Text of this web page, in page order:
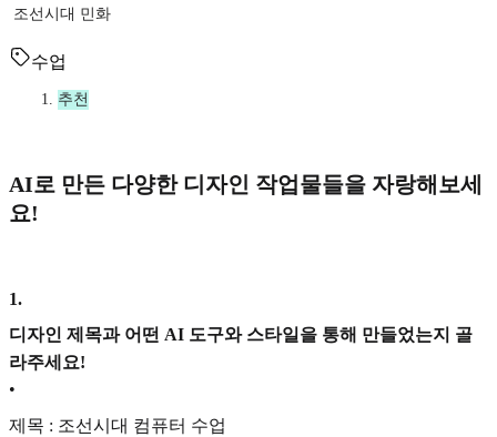
조선시대 민화
수업
추천
AI로 만든 다양한 디자인 작업물들을 자랑해보세
요!
1.
디자인 제목과 어떤 AI 도구와 스타일을 통해 만들었는지 골
라주세요!
•
제목 : 조선시대 컴퓨터 수업